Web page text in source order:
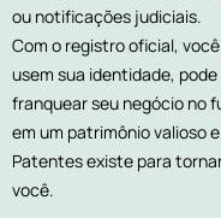
ou notificações judiciais.
Com o registro oficial,
usem sua identidade,
franquear seu negócio no
em um patrimônio valioso
Patentes existe para
você.